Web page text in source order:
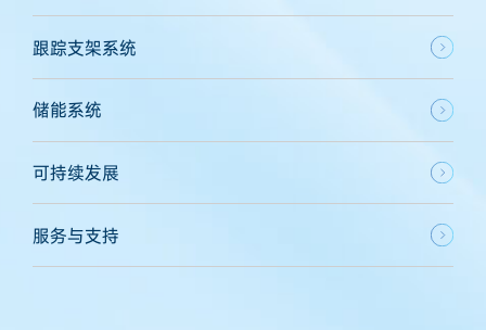
跟踪支架系统
储能系统
可持续发展
服务与支持